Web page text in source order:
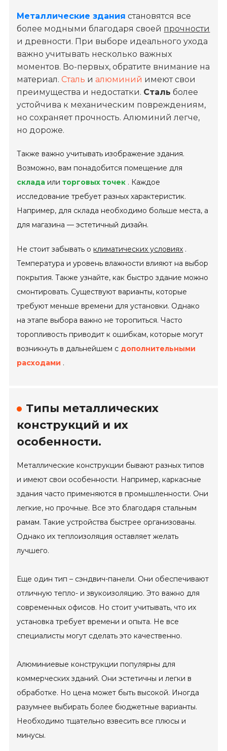
Металлические здания становятся все
более модными благодаря своей прочности
и древности. При выборе идеального ухода
важно учитывать несколько важных
моментов. Во-первых, обратите внимание на
материал.Сталь иалюминий имеют свои
преимущества и недостатки. Сталь более
устойчива к механическим повреждениям,
но сохраняет прочность. Алюминий легче,
но дороже.
Также важно учитывать изображение здания.
Возможно, вам понадобится помещение для
склада илиторговых точек . Каждое
исследование требует разных характеристик.
Например, для склада необходимо больше места, а
для магазина — эстетичный дизайн.
Не стоит забывать о климатических условиях .
Температура и уровень влажности влияют на выбор
покрытия. Также узнайте, как быстро здание можно
смонтировать. Существуют варианты, которые
требуют меньше времени для установки. Однако
на этапе выбора важно не торопиться. Часто
торопливость приводит к ошибкам, которые могут
возникнуть в дальнейшем с дополнительными
расходами .
Типы металлических
конструкций и их
особенности.
Металлические конструкции бывают разных типов
и имеют свои особенности. Например, каркасные
здания часто применяются в промышленности. Они
легкие, но прочные. Все это благодаря стальным
рамам. Такие устройства быстрее организованы.
Однако их теплоизоляция оставляет желать
лучшего.
Еще один тип – сэндвич-панели. Они обеспечивают
отличную тепло- и звукоизоляцию. Это важно для
современных офисов. Но стоит учитывать, что их
установка требует времени и опыта. Не все
специалисты могут сделать это качественно.
Алюминиевые конструкции популярны для
коммерческих зданий. Они эстетичны и легки в
обработке. Но цена может быть высокой. Иногда
разумнее выбирать более бюджетные варианты.
Необходимо тщательно взвесить все плюсы и
минусы.